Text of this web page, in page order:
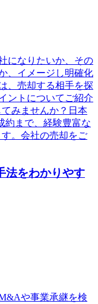
になりたいか、その
、イメージし明確化
、売却する相手を探
ントについてご紹介
みませんか？日本
約まで、経験豊富な
。会社の売却をご
法をわかりやす
や事業承継を検